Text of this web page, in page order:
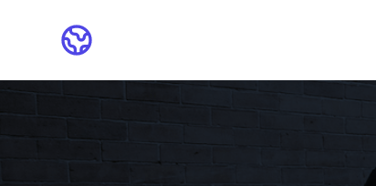
ContainerHurenIn.nl